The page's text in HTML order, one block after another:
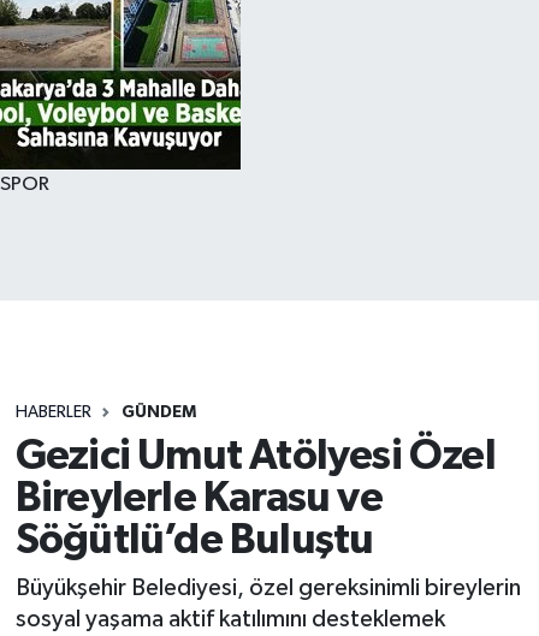
SPOR
HABERLER GÜNDEM
Gezici Umut Atölyesi Özel
Bireylerle Karasu ve
Söğütlü’de Buluştu
Büyükşehir Belediyesi, özel gereksinimli bireylerin
sosyal yaşama aktif katılımını desteklemek